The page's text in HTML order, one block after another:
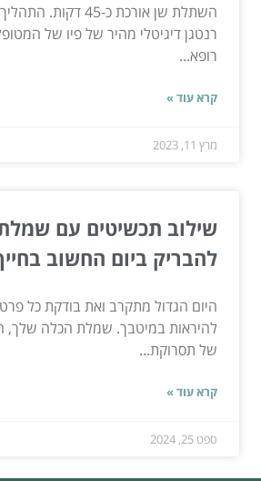
השתלת שן אורכת כ-45
רנטגן דיגיטלי מהיר של פיו של
רופא...
קרא עוד »
מרץ 11, 2023
שילוב תכשיטים עם
להבריק ביום החשוב
היום הגדול מתקרב ואת בודקת כל
להיראות במיטבך. שמלת הכלה
של תסרוקת...
קרא עוד »
ספט 25, 2024